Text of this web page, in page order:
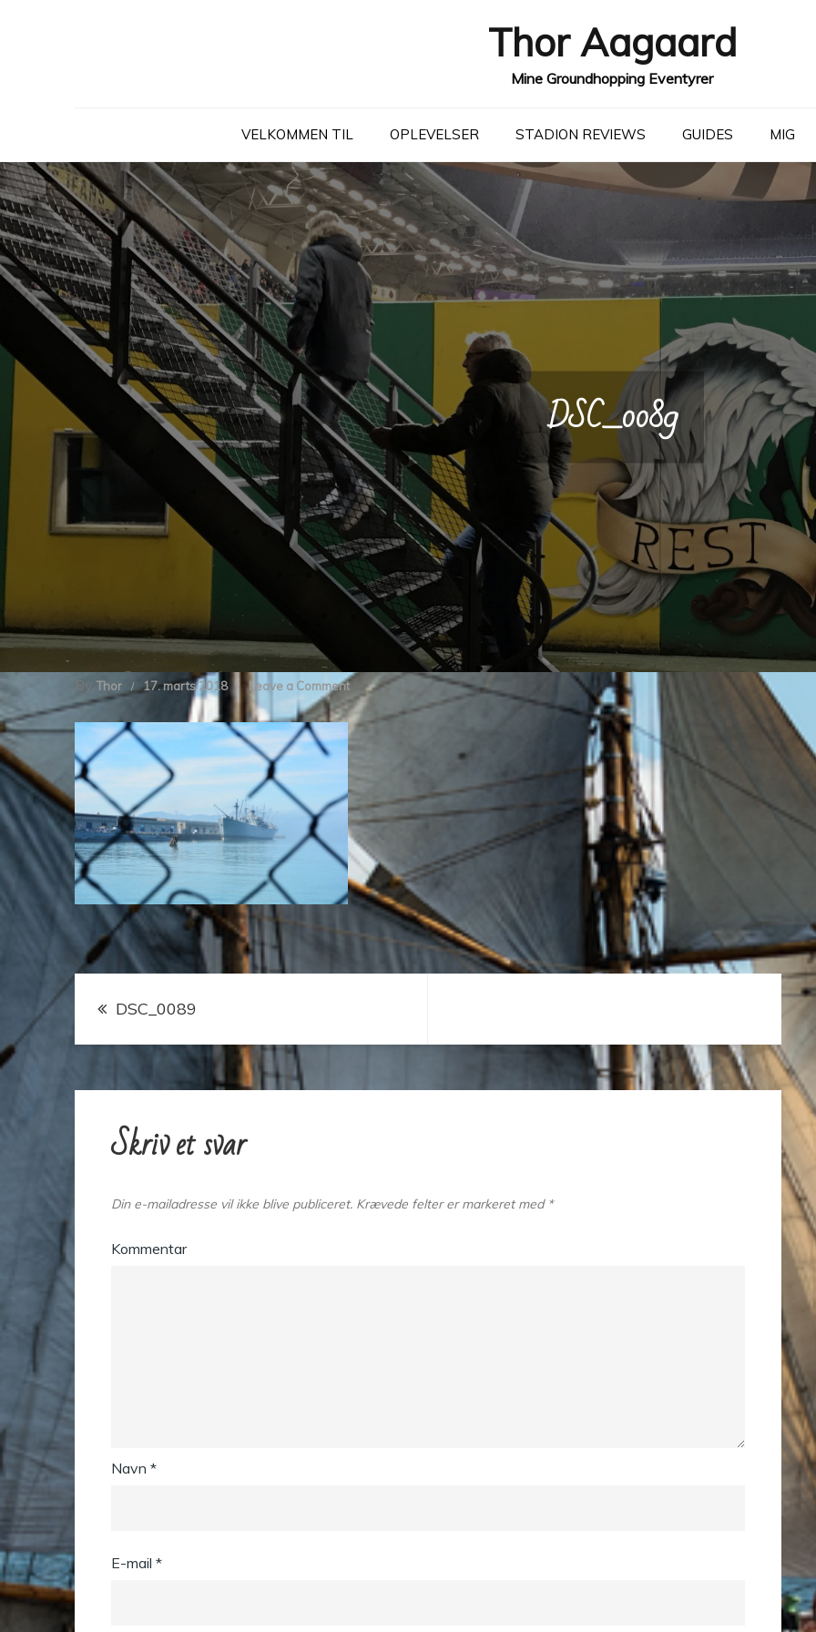
Thor Aagaard
Mine Groundhopping Eventyrer
VELKOMMEN TIL OPLEVELSER STADION REVIEWS GUIDES MIG
DSC_0089
By Thor 17. marts 2018 Leave a Commenton
DSC_0089
Indlægsnavigation
DSC_0089
Skriv et svar
Din e-mailadresse vil ikke blive publiceret. Krævede felter er markeret med *
Kommentar
Navn *
E-mail *